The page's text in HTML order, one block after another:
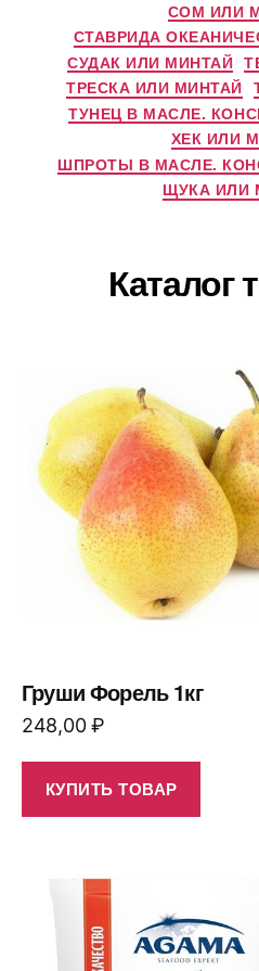
СОМ ИЛИ
СТАВРИДА
СУДАК ИЛИ МИНТАЙ
ТРЕСКА ИЛИ МИНТАЙ
ТУНЕЦ В МАСЛЕ.
ХЕК ИЛИ
ШПРОТЫ В МАСЛЕ.
ЩУКА ИЛИ
Каталог
Груши Форель 1кг
248,00₽
КУПИТЬ ТОВАР